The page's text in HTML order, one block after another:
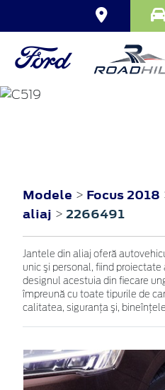
Modele > Focus 2018
aliaj > 2266491
Jantele din aliaj oferă
unic şi personal, fiind
designul acestuia din fiecare
împreună cu toate tipurile de
calitatea, siguranţa şi,